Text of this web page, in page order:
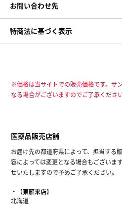
お問い合わせ先
特商法に基づく表示
※価格は当サイトでの販売価格です。サ
なる場合がございますのでご了承ください
医薬品販売店舗
お届け先の都道府県によって、担当する
容によっては変更となる場合もございま
せいたしますので予めご了承ください。
【東雁来店】
北海道